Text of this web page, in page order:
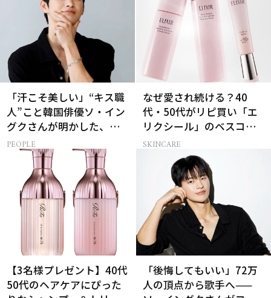
「汗こそ美しい」“キス職
人”こと韓国俳優ソ・イン
グクさんが明かした、惹
かれる人の条件とは
PEOPLE
なぜ愛され続ける？40
代・50代がリピ買い「エ
リクシール」のベスコス
受賞名品3選
SKINCARE
【3名様プレゼント】40代
50代のヘアケアにぴった
「後悔してもいい」72万
人の頂点から歌手へ——